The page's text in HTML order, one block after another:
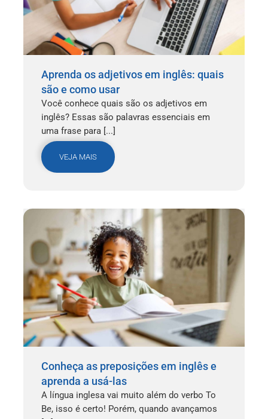
Aprenda os adjetivos em inglês: quais
são e como usar
Você conhece quais são os adjetivos em
inglês? Essas são palavras essenciais em
uma frase para [...]
VEJA MAIS
Conheça as preposições em inglês e
aprenda a usá-las
A língua inglesa vai muito além do verbo To
Be, isso é certo! Porém, quando avançamos